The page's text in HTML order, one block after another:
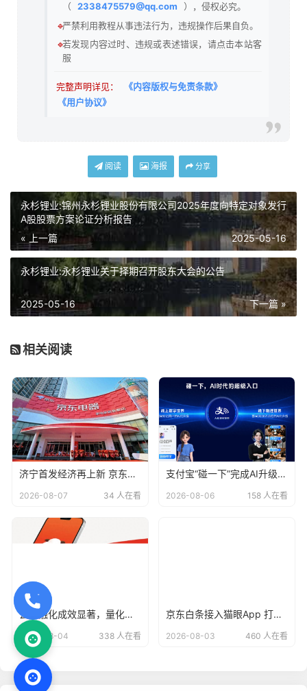
（
2338475579@qq.com
），侵权必究。
🔹严禁利用教程从事违法行为，违规操作后果自负。
🔹若发现内容过时、违规或表述错误，请点击本站客
服
完整声明详见：
《内容版权与免责条款》
《用户协议》
阅读 海报 分享
永杉锂业:锦州永杉锂业股份有限公司2025年度向特定对象发行
A股股票方案论证分析报告
« 上一篇
2025-05-16
永杉锂业:永杉锂业关于择期召开股东大会的公告
下一篇 »
2025-05-16
相关阅读
济宁首发经济再上新 京东电器自营大店开业
2026-08-07 34 人在看
支付宝“碰一下”完成AI升级，用户已达4亿
2026-08-06 158 人在看
去金融化成效显著，量化派羊小咩告别野蛮生长？
2026-08-04 338 人在看
京东白条接入猫眼App 打造“先观影 后付款”便捷支付方式
2026-08-03 460 人在看